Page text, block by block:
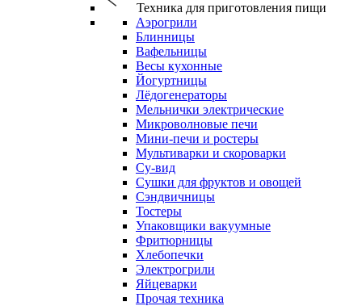
Техника для приготовления пищи
Аэрогрили
Блинницы
Вафельницы
Весы кухонные
Йогуртницы
Лёдогенераторы
Мельнички электрические
Микроволновые печи
Мини-печи и ростеры
Мультиварки и скороварки
Су-вид
Сушки для фруктов и овощей
Сэндвичницы
Тостеры
Упаковщики вакуумные
Фритюрницы
Хлебопечки
Электрогрили
Яйцеварки
Прочая техника